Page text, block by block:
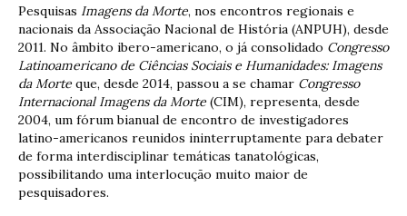
Pesquisas Imagens da Morte, nos encontros regionais e
nacionais da Associação Nacional de História (ANPUH), desde
2011. No âmbito ibero-americano, o já consolidado Congresso
Latinoamericano de Ciências Sociais e Humanidades: Imagens
da Morte que, desde 2014, passou a se chamar Congresso
Internacional Imagens da Morte (CIM), representa, desde
2004, um fórum bianual de encontro de investigadores
latino-americanos reunidos ininterruptamente para debater
de forma interdisciplinar temáticas tanatológicas,
possibilitando uma interlocução muito maior de
pesquisadores.